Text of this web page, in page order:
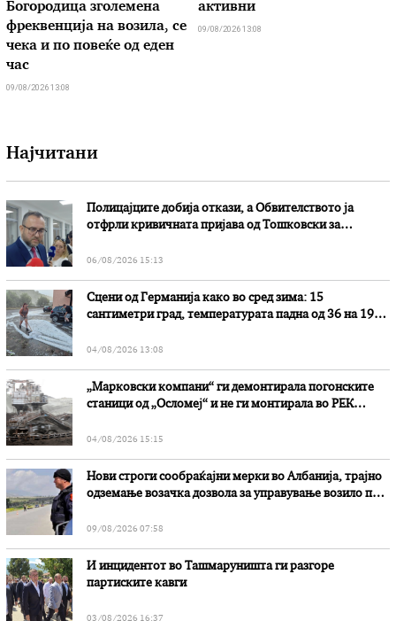
Богородица зголемена
фреквенција на возила, се
чека и по повеќе од еден
час
09/08/2026 13:08
активни
09/08/2026 13:08
Најчитани
Полицајците добија откази, а Обвителството ја
отфрли кривичната пријава од Тошковски за
06/08/2026 15:13
Сцени од Германија како во сред зима: 15
сантиметри град, температурата падна од 36 на 19
04/08/2026 13:08
„Марковски компани“ ги демонтирала погонските
станици од „Осломеј“ и не ги монтирала во РЕК
04/08/2026 15:15
Нови строги сообраќајни мерки во Aлбанија, трајно
одземање возачка дозвола за управување возило под
09/08/2026 07:58
И инцидентот во Ташмаруништa ги разгоре
партиските кавги
03/08/2026 16:37